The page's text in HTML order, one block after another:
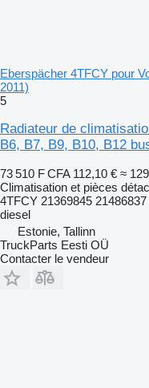
Eberspächer 4TFCY pour
2011)
5
Radiateur de
B6, B7, B9, B10, B12
73 510 F CFA 112,10 € ≈
Climatisation et pièces
4TFCY 21369845 21486837
diesel
Estonie, Tallinn
TruckParts Eesti OÜ
Contacter le vendeur